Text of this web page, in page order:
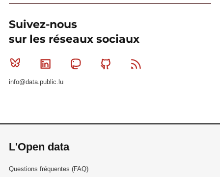
Suivez-nous
sur les réseaux sociaux
Bluesky Linkedin MastodonGithub
info@data.public.lu
L'Open data
Questions fréquentes (FAQ)